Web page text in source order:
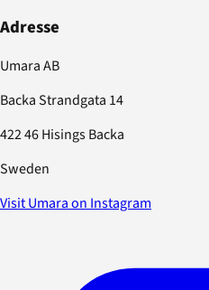
Adresse
Umara AB
Backa Strandgata 14
422 46 Hisings Backa
Sweden
Visit Umara on Instagram